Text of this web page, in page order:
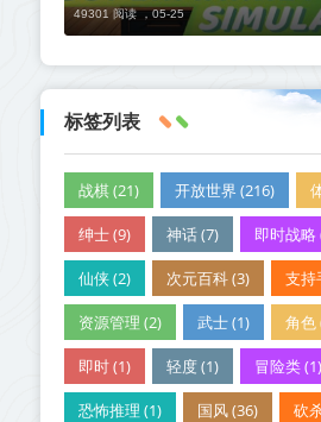
49301 阅读 ，05-25
标签列表
战棋 (21) 开放世界 (216)
绅士 (9) 神话 (7) 即时战略
仙侠 (2) 次元百科 (3) 支持
资源管理 (2) 武士 (1) 角色
即时 (1) 轻度 (1) 冒险类 (1)
恐怖推理 (1) 国风 (36) 砍